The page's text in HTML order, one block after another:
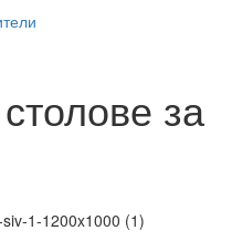
за